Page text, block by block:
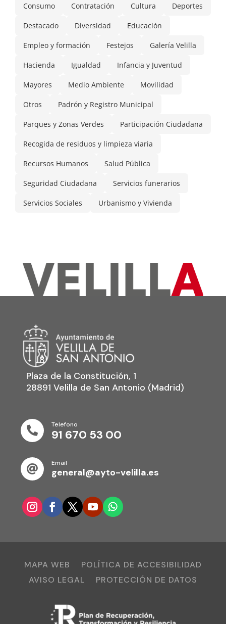
Consumo Contratación Cultura Deportes
Destacado Diversidad Educación
Empleo y formación Festejos Galería Velilla
Hacienda Igualdad Infancia y Juventud
Mayores Medio Ambiente Movilidad
Otros Padrón y Registro Municipal
Parques y Zonas Verdes Participación Ciudadana
Recogida de residuos y limpieza viaria
Recursos Humanos Salud Pública
Seguridad Ciudadana Servicios funerarios
Servicios Sociales Urbanismo y Vivienda
Plaza de la Constitución, 1
28891 Velilla de San Antonio (Madrid)

Telefono
91 670 53 00

Email
general@ayto-velilla.es
MAPA WEB
POLÍTICA DE ACCESIBILIDAD
AVISO LEGAL
PROTECCIÓN DE DATOS